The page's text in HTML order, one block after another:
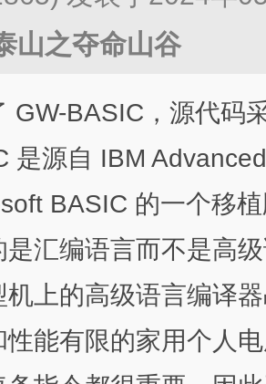
山之夺命山谷
GW-BASIC，源代码
是源自 IBM
BASIC 的一个移
是汇编语言而不是高
机上的高级语言编译
性能有限的家用个人